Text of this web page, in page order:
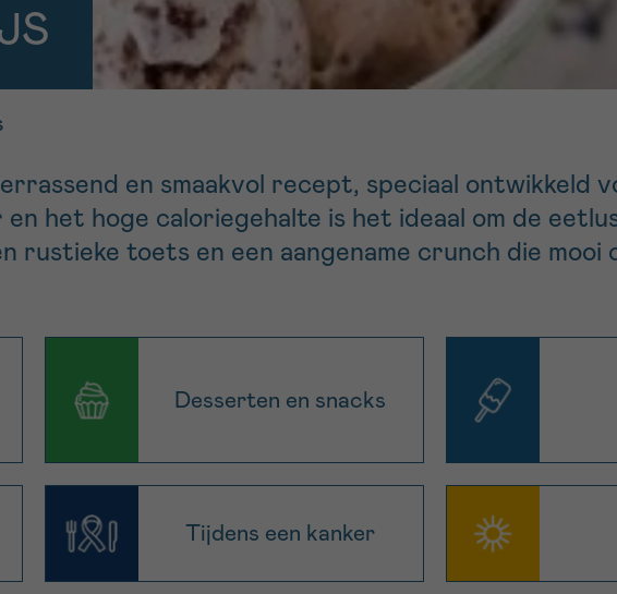
en smaakvol recept, speciaal ontwikkeld
het hoge caloriegehalte is het ideaal om de
rustieke toets en een aangename crunch die
Desserten en snacks
Tijdens een kanker
15 802
Via ons
contactformulier
Kankerinfo
11h-13h
Verder